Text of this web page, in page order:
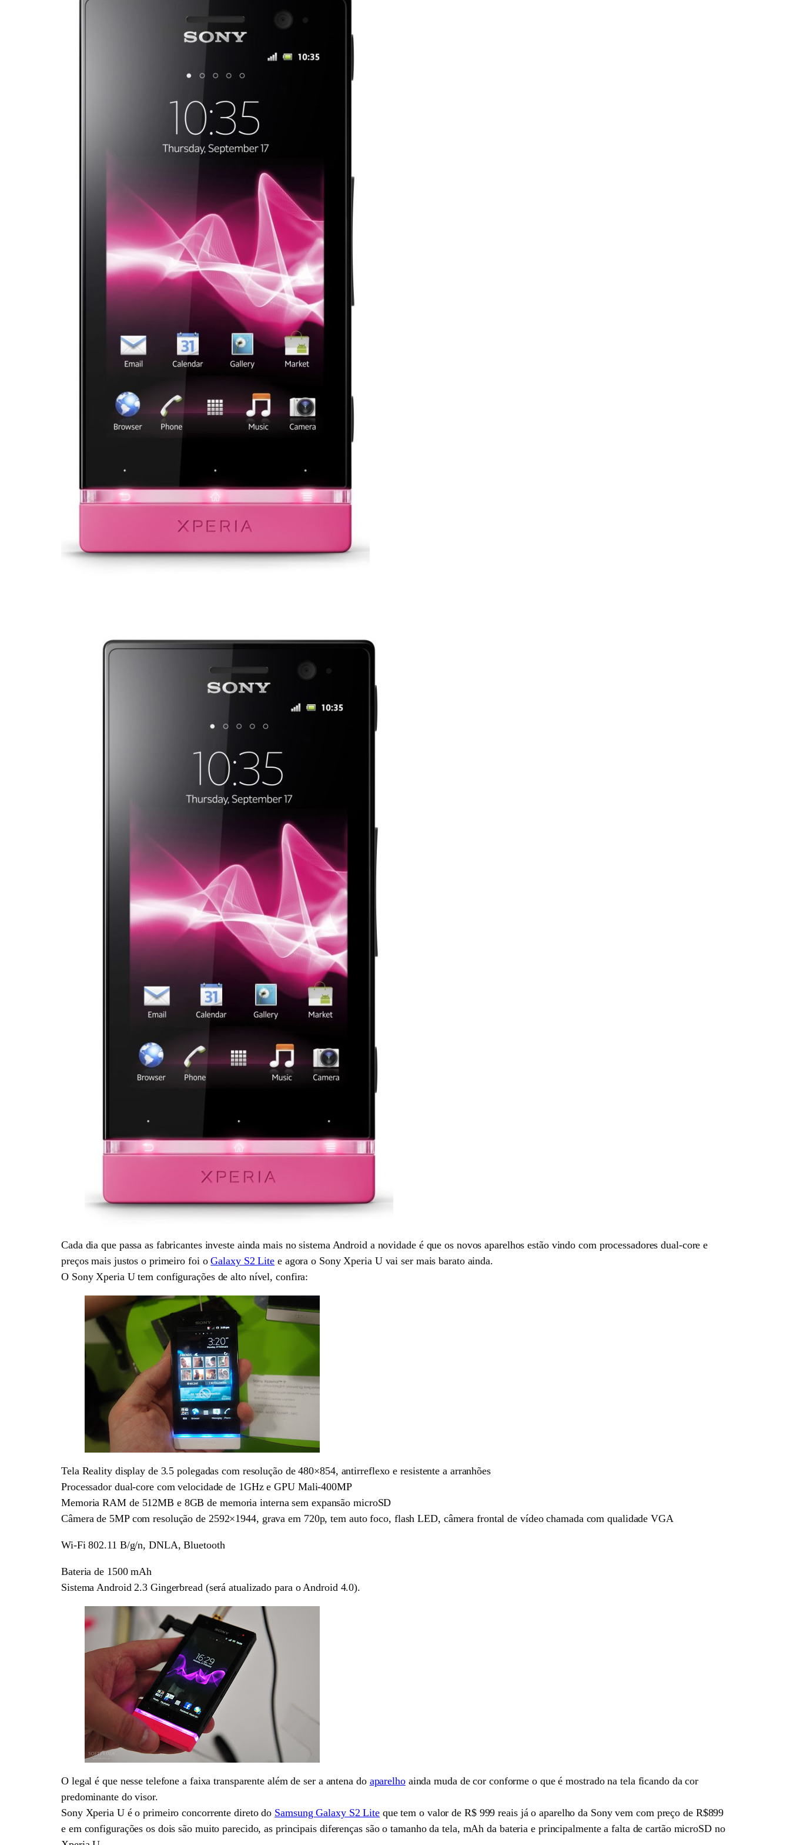
Cada dia que passa as fabricantes investe ainda mais no sistema Android a novidade é que os novos aparelhos estão vindo com processadores dual-core e
preços mais justos o primeiro foi oGalaxy S2 Lite e agora o Sony Xperia U vai ser mais barato ainda.
O Sony Xperia U tem configurações de alto nível, confira:
Tela Reality display de 3.5 polegadas com resolução de 480×854, antirreflexo e resistente a arranhões
Processador dual-core com velocidade de 1GHz e GPU Mali-400MP
Memoria RAM de 512MB e 8GB de memoria interna sem expansão microSD
Câmera de 5MP com resolução de 2592×1944, grava em 720p, tem auto foco, flash LED, câmera frontal de vídeo chamada com qualidade VGA
Wi-Fi 802.11 B/g/n, DNLA, Bluetooth
Bateria de 1500 mAh
Sistema Android 2.3 Gingerbread (será atualizado para o Android 4.0).
O legal é que nesse telefone a faixa transparente além de ser a antena do aparelhoainda muda de cor conforme o que é mostrado na tela ficando da cor
predominante do visor.
Sony Xperia U é o primeiro concorrente direto do Samsung Galaxy S2 Liteque tem o valor de R$ 999 reais já o aparelho da Sony vem com preço de R$899
e em configurações os dois são muito parecido, as principais diferenças são o tamanho da tela, mAh da bateria e principalmente a falta de cartão microSD no